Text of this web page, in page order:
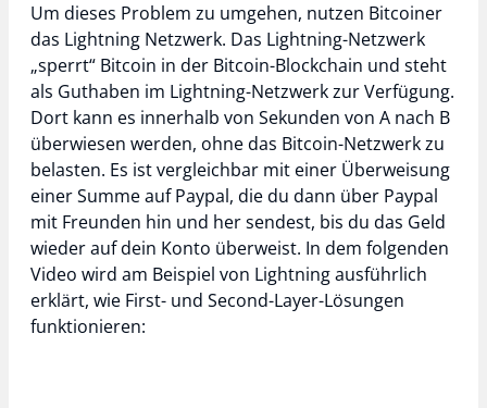
Um dieses Problem zu umgehen, nutzen Bitcoiner
das Lightning Netzwerk. Das Lightning-Netzwerk
„sperrt“ Bitcoin in der Bitcoin-Blockchain und steht
als Guthaben im Lightning-Netzwerk zur Verfügung.
Dort kann es innerhalb von Sekunden von A nach B
überwiesen werden, ohne das Bitcoin-Netzwerk zu
belasten. Es ist vergleichbar mit einer Überweisung
einer Summe auf Paypal, die du dann über Paypal
mit Freunden hin und her sendest, bis du das Geld
wieder auf dein Konto überweist. In dem folgenden
Video wird am Beispiel von Lightning ausführlich
erklärt, wie First- und Second-Layer-Lösungen
funktionieren: